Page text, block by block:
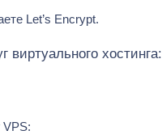
Let’s Encrypt.
виртуального хостинга:
VPS: